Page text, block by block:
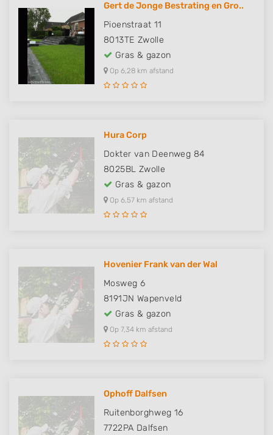
Gert de Jonge Bestrating en Gro..
Pioenstraat 11
8013TE Zwolle
Gras & gazon
Op 6,28 km afstand
Hura Corp
Dokter van Deenweg 84
8025BL Zwolle
Gras & gazon
Op 6,57 km afstand
Hovenier Frank van der Wal
Mosweg 6
8191JN Wapenveld
Gras & gazon
Op 7,34 km afstand
Ophoff Dalfsen
Ruitenborghweg 16
7722PA Dalfsen